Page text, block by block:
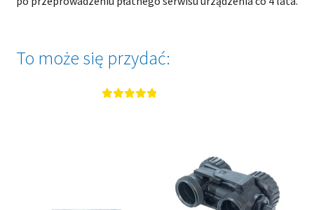
To może się przydać: